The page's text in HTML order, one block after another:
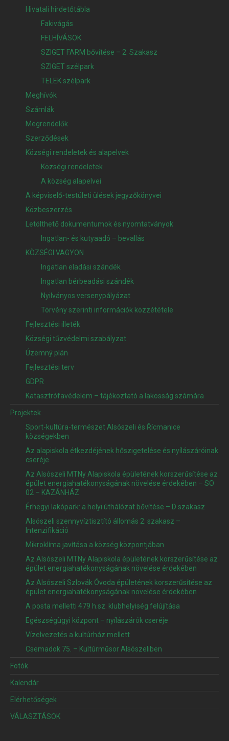
Hivatali hirdetőtábla
Fakivágás
FELHÍVÁSOK
SZIGET FARM bővítése – 2. Szakasz
SZIGET szélpark
TELEK szélpark
Meghívók
Számlák
Megrendelők
Szerződések
Községi rendeletek és alapelvek
Községi rendeletek
A község alapelvei
A képviselő-testületi ülések jegyzőkönyvei
Közbeszerzés
Letölthető dokumentumok és nyomtatványok
Ingatlan- és kutyaadó – bevallás
KÖZSÉGI VAGYON
Ingatlan eladási szándék
Ingatlan bérbeadási szándék
Nyilványos versenypályázat
Törvény szerinti információk közzététele
Fejlesztési illeték
Községi tűzvédelmi szabályzat
Územný plán
Fejlesztési terv
GDPR
Katasztrófavédelem – tájékoztató a lakosság számára
Projektek
Sport-kultúra-természet Alsószeli és Řícmanice
községekben
Az alapiskola étkezdéjének hőszigetelése és nyílászáróinak
cseréje
Az Alsószeli MTNy Alapiskola épületének korszerűsítése az
épület energiahatékonyságának növelése érdekében – SO
02 – KAZÁNHÁZ
Érhegyi lakópark: a helyi úthálózat bővítése – D szakasz
Alsószeli szennyvíztisztító állomás 2. szakasz –
Intenzifikáció
Mikroklíma javítása a község központjában
Az Alsószeli MTNy Alapiskola épületének korszerűsítése az
épület energiahatékonyságának növelése érdekében
Az Alsószeli Szlovák Óvoda épületének korszerűsítése az
épület energiahatékonyságának növelése érdekében
A posta melletti 479 h.sz. klubhelyiség felújítása
Egészségügyi központ – nyílászárók cseréje
Vízelvezetés a kultúrház mellett
Csemadok 75. – Kultúrműsor Alsószeliben
Fotók
Kalendár
Elérhetőségek
VÁLASZTÁSOK